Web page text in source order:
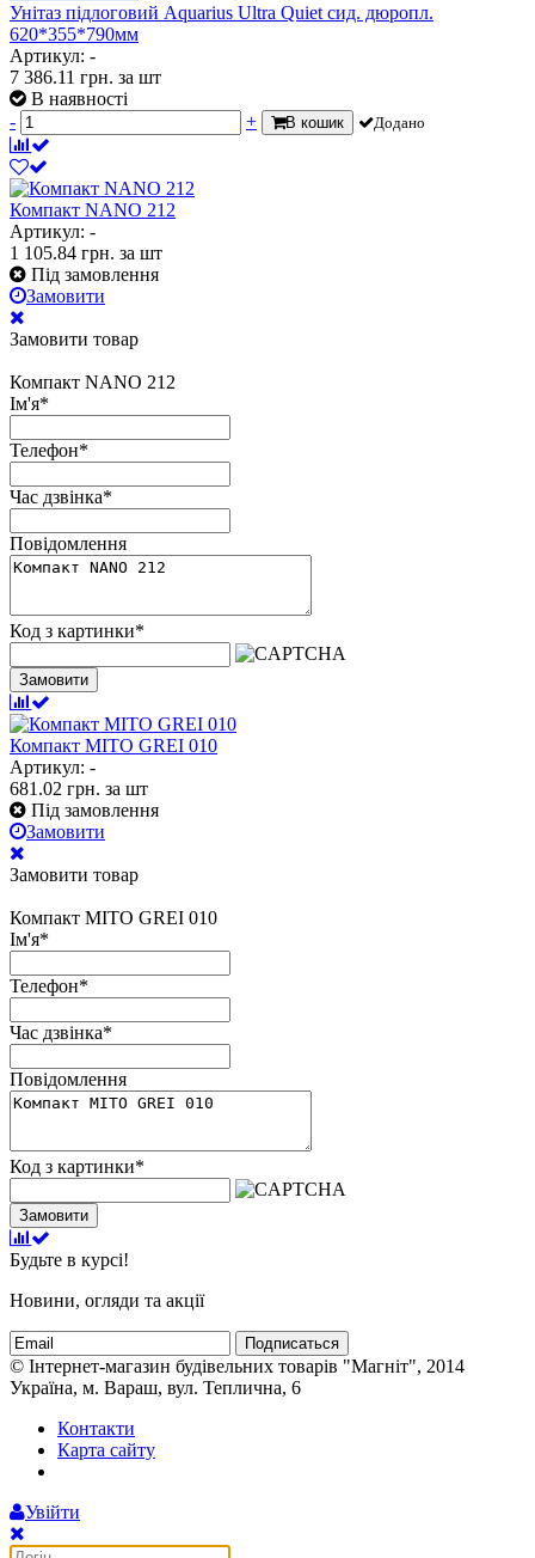
Унітаз підлоговий Aquarius Ultra Quiet сид. дюропл.
620*355*790мм
Артикул: -
7 386.11 грн. за шт
В наявності
-
+ В кошик Додано
Компакт NANO 212
Артикул: -
1 105.84 грн. за шт
Під замовлення
Замовити
Замовити товар
Компакт NANO 212
Ім'я*
Телефон*
Час дзвінка*
Повідомлення
Код з картинки*
Замовити
Компакт МІТО GREI 010
Артикул: -
681.02 грн. за шт
Під замовлення
Замовити
Замовити товар
Компакт МІТО GREI 010
Ім'я*
Телефон*
Час дзвінка*
Повідомлення
Код з картинки*
Замовити
Будьте в курсі!
Новини, огляди та акції
Подписаться
© Інтернет-магазин будівельних товарів "Магніт", 2014
Україна, м. Вараш, вул. Теплична, 6
Контакти
Карта сайту
Увійти